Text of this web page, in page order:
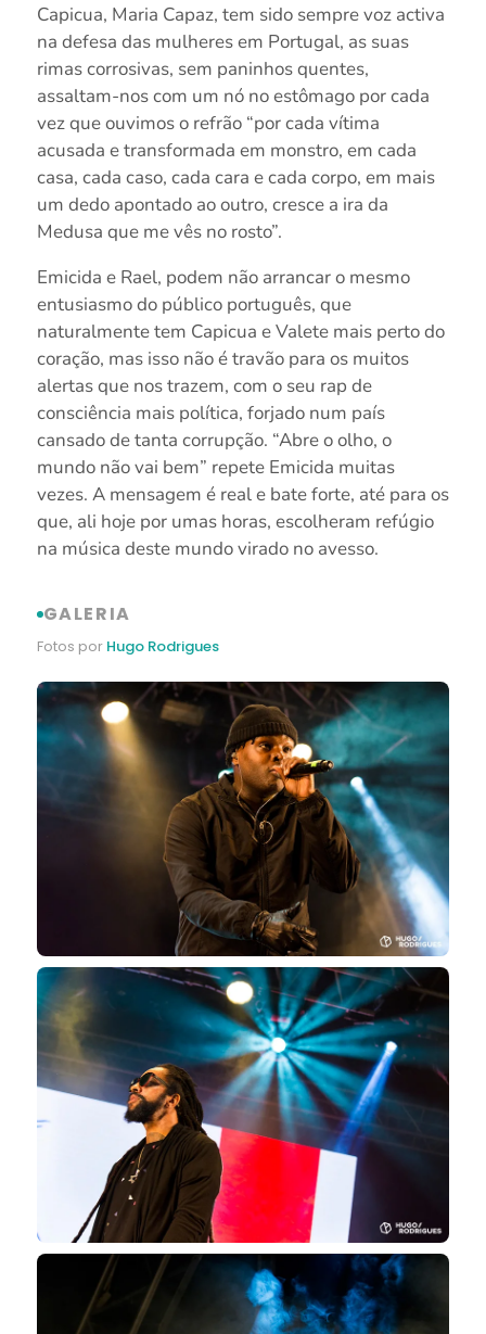
Capicua, Maria Capaz, tem sido sempre voz activa
na defesa das mulheres em Portugal, as suas
rimas corrosivas, sem paninhos quentes,
assaltam-nos com um nó no estômago por cada
vez que ouvimos o refrão “por cada vítima
acusada e transformada em monstro, em cada
casa, cada caso, cada cara e cada corpo, em mais
um dedo apontado ao outro, cresce a ira da
Medusa que me vês no rosto”.
Emicida e Rael, podem não arrancar o mesmo
entusiasmo do público português, que
naturalmente tem Capicua e Valete mais perto do
coração, mas isso não é travão para os muitos
alertas que nos trazem, com o seu rap de
consciência mais política, forjado num país
cansado de tanta corrupção. “Abre o olho, o
mundo não vai bem” repete Emicida muitas
vezes. A mensagem é real e bate forte, até para os
que, ali hoje por umas horas, escolheram refúgio
na música deste mundo virado no avesso.
GALERIA
Fotos por Hugo Rodrigues